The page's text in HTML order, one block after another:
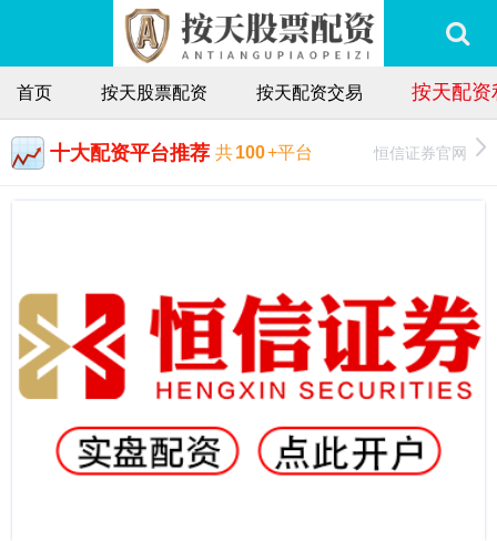
首页 按天股票配资 按天配资交易 按天配资
十大配资平台推荐 共100+平台 恒信证券官网